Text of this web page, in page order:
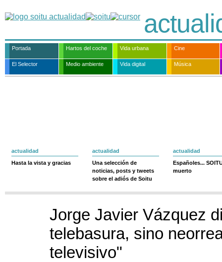
Portada Hartos del coche Vida urbana Cine
El Selector Medio ambiente Vida digital Música
actualidad
Hasta la vista y gracias
actualidad
Una selección de
noticias, posts y tweets
sobre el adiós de Soitu
actualidad
Españoles...
muerto
Jorge Javier Vázquez
telebasura, sino
televisivo"